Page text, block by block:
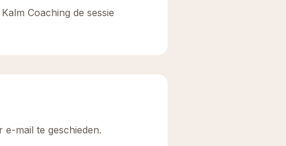
Coaching de sessie
mail te geschieden.